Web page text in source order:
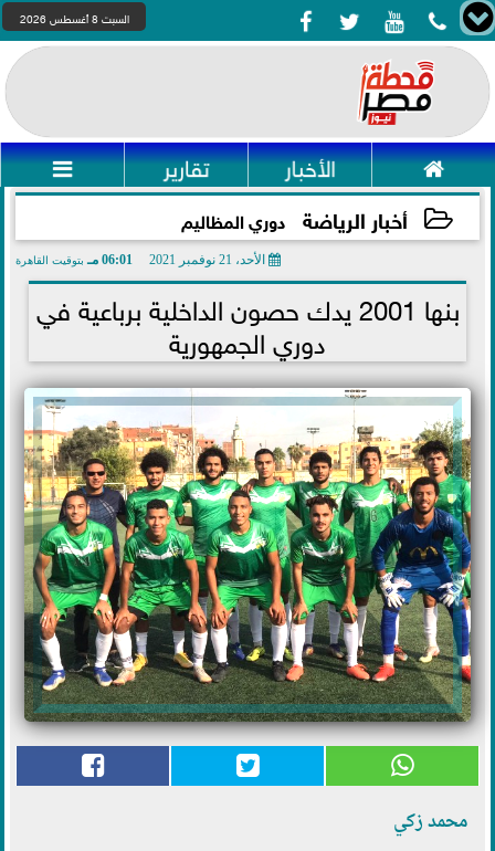
    السبت 8 أغسطس 2026
 الأخبار تقارير 
أخبار الرياضة دوري المظاليم
الأحد، 21 نوفمبر 2021 06:01 مـ بتوقيت القاهرة
بنها 2001 يدك حصون الداخلية برباعية في
دوري الجمهورية
محمد زكي